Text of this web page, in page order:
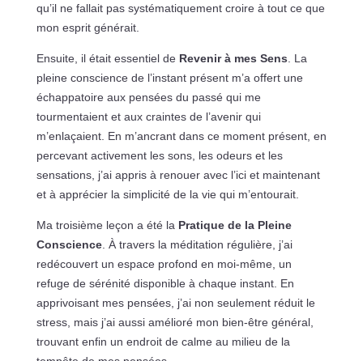
qu’il ne fallait pas systématiquement croire à tout ce que
mon esprit générait.
Ensuite, il était essentiel de Revenir à mes Sens . La
pleine conscience de l’instant présent m’a offert une
échappatoire aux pensées du passé qui me
tourmentaient et aux craintes de l’avenir qui
m’enlaçaient. En m’ancrant dans ce moment présent, en
percevant activement les sons, les odeurs et les
sensations, j’ai appris à renouer avec l’ici et maintenant
et à apprécier la simplicité de la vie qui m’entourait.
Ma troisième leçon a été la Pratique de la Pleine
Conscience. À travers la méditation régulière, j’ai
redécouvert un espace profond en moi-même, un
refuge de sérénité disponible à chaque instant. En
apprivoisant mes pensées, j’ai non seulement réduit le
stress, mais j’ai aussi amélioré mon bien-être général,
trouvant enfin un endroit de calme au milieu de la